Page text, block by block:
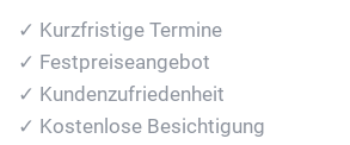
✓ Kurzfristige Termine
✓ Festpreiseangebot
✓ Kundenzufriedenheit
✓ Kostenlose Besichtigung